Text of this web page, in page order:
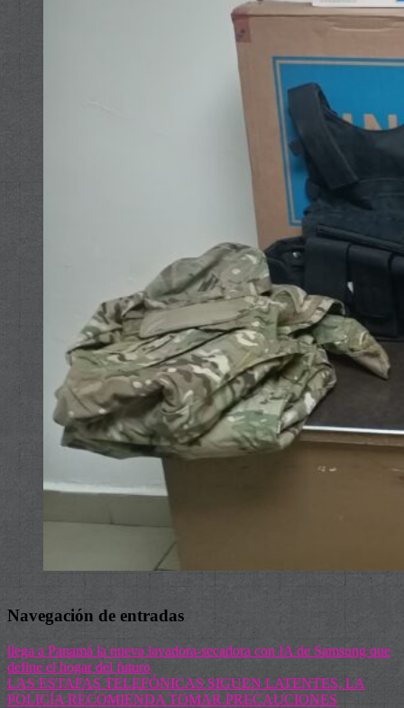
Navegación de entradas
llega a Panamá la nueva lavadora-secadora con IA de Samsung que
define el hogar del futuro
LAS ESTAFAS TELEFÓNICAS SIGUEN LATENTES, LA
POLICÍA RECOMIENDA TOMAR PRECAUCIONES